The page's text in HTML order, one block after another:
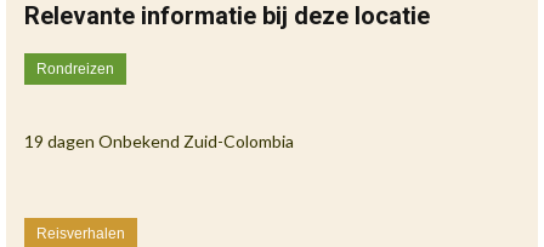
Relevante informatie bij deze locatie
Rondreizen
19 dagen Onbekend Zuid-Colombia
Reisverhalen